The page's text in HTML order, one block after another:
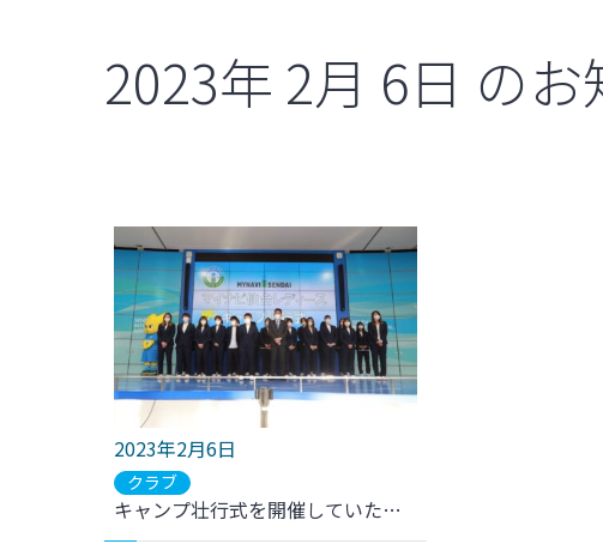
2023年 2月 6日 のお
2023年2月6日
クラブ
キャンプ壮行式を開催していただきました。